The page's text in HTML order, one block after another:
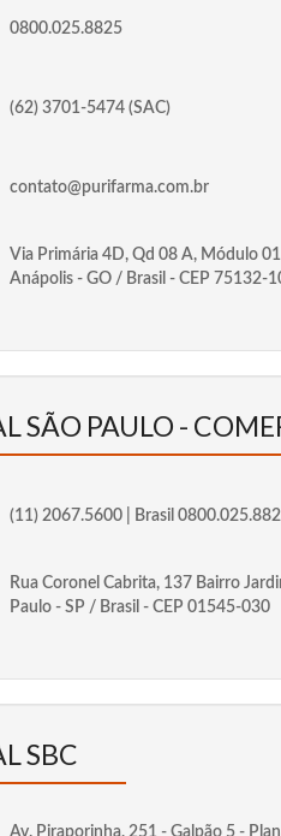
0800.025.8825
(62) 3701-5474 (SAC)
contato@purifarma.com.br
Via Primária 4D, Qd 08 A, Módulo
Anápolis - GO / Brasil - CEP 75132-
SÃO PAULO -
(11) 2067.5600 | Brasil
Rua Coronel Cabrita, 137 Bairro
Paulo - SP / Brasil - CEP 01545-030
SBC
Av. Piraporinha, 251 - Galpão 5 -